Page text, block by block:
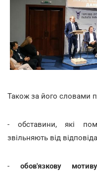
Також за його словами
- обставини, які
звільняють від
- обов'язкову